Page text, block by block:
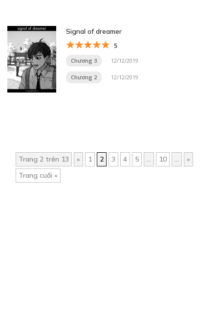
Signal of dreamer
5
Chương 3 12/12/2019
Chương 2 12/12/2019
Trang 2 trên 13 « 1 2 3 4 5 ... 10 ...
»
Trang cuối »